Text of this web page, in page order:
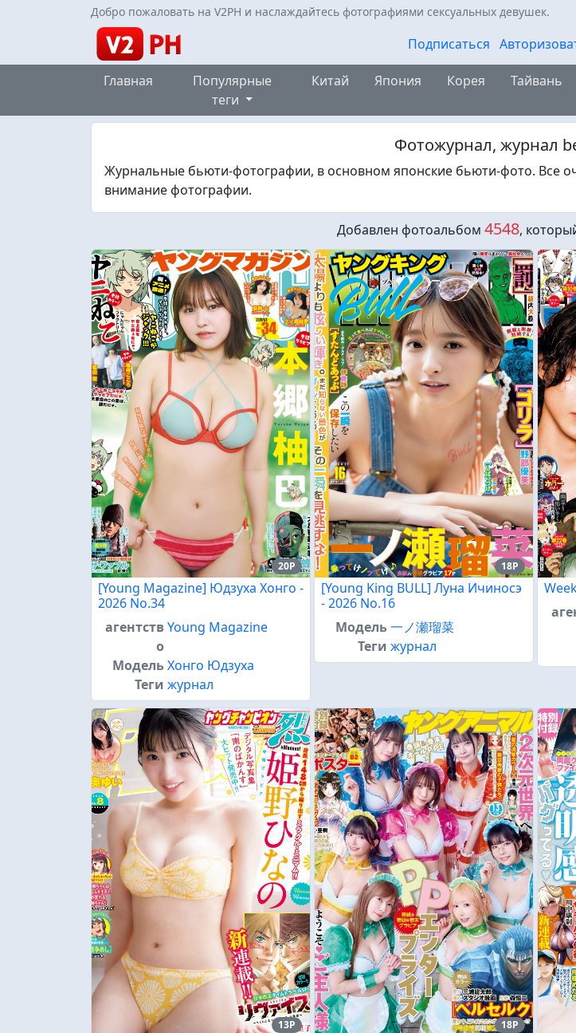
Добро пожаловать на V2PH и наслаждайтесь фотографиями сексуальных девушек.
Подписаться
Главная
Популярные
теги
Китай Япония Корея Тайвань
Фотожурнал, журнал
Журнальные бьюти-фотографии, в основном японские бьюти-фото. Все
внимание фотографии.
Добавлен фотоальбом 4548,
20P
[Young Magazine] Юдзуха Хонго -
2026 No.34
агентств
о
Young Magazine
МодельХонго Юдзуха
Теги журнал
18P
[Young King BULL] Луна Ичиносэ
- 2026 No.16
Модель一ノ瀬瑠菜
Теги журнал
13P 18P